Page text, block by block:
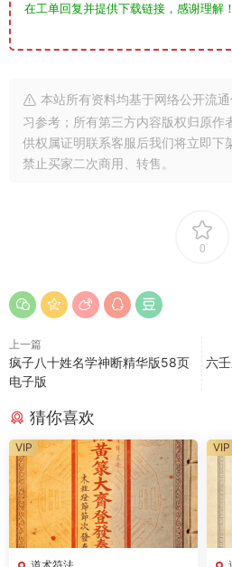
在工单回复并提供下载链接，感谢理解
本站所有资料均基于网络公开流
习参考；所有第三方内容版权归原作
供权属证明联系客服后我们将立即下
禁止买家二次商用、转售。
0
上一篇
疯子八十姓名学神断精华版58页
电子版
六
猜你喜欢
VIP VIP